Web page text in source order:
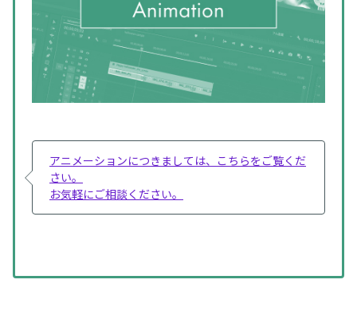
アニメーションにつきましては、こちらをご覧くだ
さい。
お気軽にご相談ください。